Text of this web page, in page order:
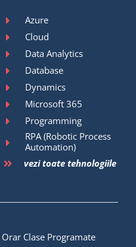
Azure
Cloud
Data Analytics
Database
Dynamics
Microsoft 365
Programming
RPA (Robotic Process
Automation)
vezi toate tehnologiile
Orar Clase Programate